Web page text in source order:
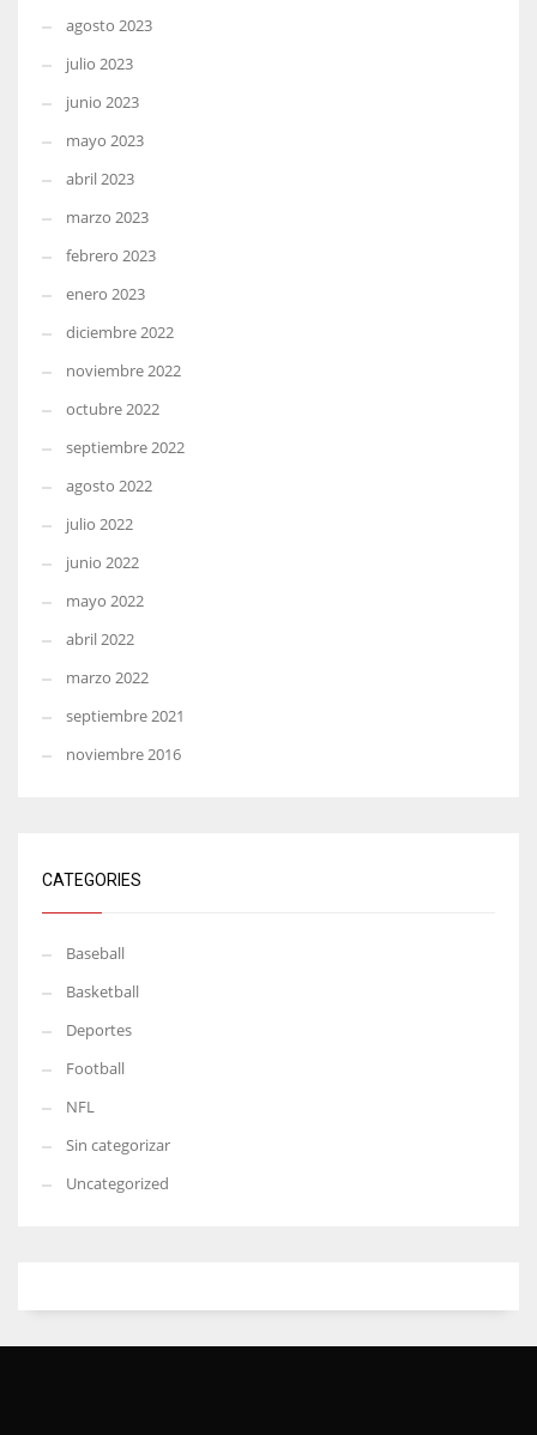
agosto 2023
julio 2023
junio 2023
mayo 2023
abril 2023
marzo 2023
febrero 2023
enero 2023
diciembre 2022
noviembre 2022
octubre 2022
septiembre 2022
agosto 2022
julio 2022
junio 2022
mayo 2022
abril 2022
marzo 2022
septiembre 2021
noviembre 2016
CATEGORIES
Baseball
Basketball
Deportes
Football
NFL
Sin categorizar
Uncategorized